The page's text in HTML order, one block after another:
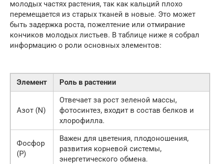
молодых частях растения, так как кальций плохо
перемещается из старых тканей в новые. Это может
быть задержка роста, пожелтение или отмирание
кончиков молодых листьев. В таблице ниже я собрал
информацию о роли основных элементов:
Элемент Роль в растении
Азот (N)
Отвечает за рост зеленой массы,
фотосинтез, входит в состав белков и
хлорофилла.
Фосфор
(P)
Важен для цветения, плодоношения,
развития корневой системы,
энергетического обмена.